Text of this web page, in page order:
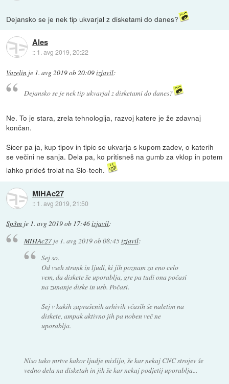
Dejansko se je nek tip ukvarjal z disketami do danes?
Ales
:: 1. avg 2019, 20:22
Vazelin je 1. avg 2019 ob 20:09izjavil:
Dejansko se je nek tip ukvarjal z disketami do danes?
Ne. To je stara, zrela tehnologija, razvoj katere je že zdavnaj
končan.
Sicer pa ja, kup tipov in tipic se ukvarja s kupom zadev, o katerih
se večini ne sanja. Dela pa, ko pritisneš na gumb za vklop in potem
lahko prideš trolat na Slo-tech.
MIHAc27
:: 1. avg 2019, 21:50
Sp3m je 1. avg 2019 ob 17:46izjavil:
MIHAc27je 1. avg 2019 ob 08:45izjavil:
Sej so.
Od vseh strank in ljudi, ki jih poznam za eno celo
vem, da diskete še uporablja, gre pa tudi ona počasi
na zunanje diske in usb. Počasi.
Sej v kakih zaprašenih arhivih včasih še naletim na
diskete, ampak aktivno jih pa noben več ne
uporablja.
Niso tako mrtve kakor ljudje mislijo, še kar nekaj CNC strojev še
vedno dela na disketah in jih še kar nekaj podjetij uporablja...